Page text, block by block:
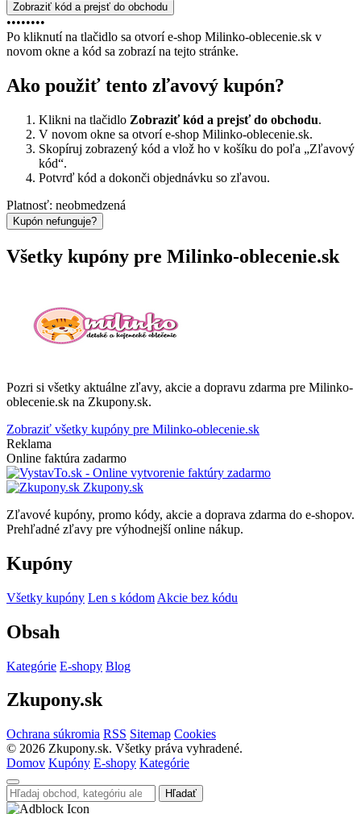
Zobraziť kód a prejsť do obchodu
••••••••
Po kliknutí na tlačidlo sa otvorí e-shop Milinko-oblecenie.sk v
novom okne a kód sa zobrazí na tejto stránke.
Ako použiť tento zľavový kupón?
Klikni na tlačidlo Zobraziť kód a prejsť do obchodu.
V novom okne sa otvorí e-shop Milinko-oblecenie.sk.
Skopíruj zobrazený kód a vlož ho v košíku do poľa „Zľavový
kód“.
Potvrď kód a dokonči objednávku so zľavou.
Platnosť: neobmedzená
Kupón nefunguje?
Všetky kupóny pre Milinko-oblecenie.sk
Pozri si všetky aktuálne zľavy, akcie a dopravu zdarma pre Milinko-
oblecenie.sk na Zkupony.sk.
Zobraziť všetky kupóny pre Milinko-oblecenie.sk
Reklama
Online faktúra zadarmo
Zkupony.sk
Zľavové kupóny, promo kódy, akcie a doprava zdarma do e-shopov.
Prehľadné zľavy pre výhodnejší online nákup.
Kupóny
Všetky kupóny Len s kódom Akcie bez kódu
Obsah
Kategórie E-shopy Blog
Zkupony.sk
Ochrana súkromia RSS Sitemap Cookies
© 2026 Zkupony.sk. Všetky práva vyhradené.
Domov Kupóny E-shopy Kategórie
Hľadať